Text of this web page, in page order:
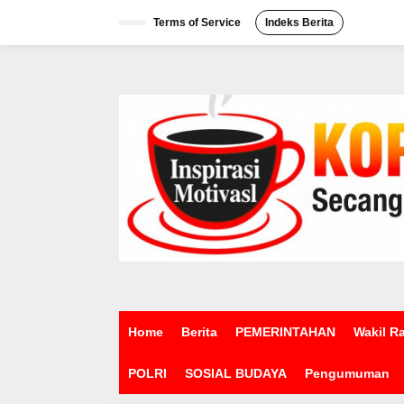
Terms of Service Indeks Berita
Home Berita PEMERINTAHAN Wakil
POLRI SOSIAL BUDAYA Pengumuman